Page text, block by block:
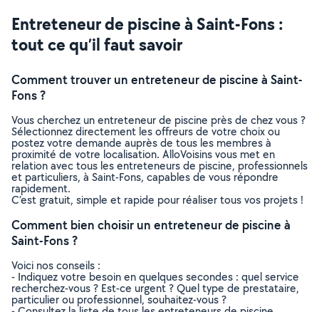
Entreteneur de piscine à Saint-Fons :
tout ce qu’il faut savoir
Comment trouver un entreteneur de piscine à Saint-
Fons ?
Vous cherchez un entreteneur de piscine près de chez vous ?
Sélectionnez directement les offreurs de votre choix ou
postez votre demande auprès de tous les membres à
proximité de votre localisation. AlloVoisins vous met en
relation avec tous les entreteneurs de piscine, professionnels
et particuliers, à Saint-Fons, capables de vous répondre
rapidement.
C’est gratuit, simple et rapide pour réaliser tous vos projets !
Comment bien choisir un entreteneur de piscine à
Saint-Fons ?
Voici nos conseils :
- Indiquez votre besoin en quelques secondes : quel service
recherchez-vous ? Est-ce urgent ? Quel type de prestataire,
particulier ou professionnel, souhaitez-vous ?